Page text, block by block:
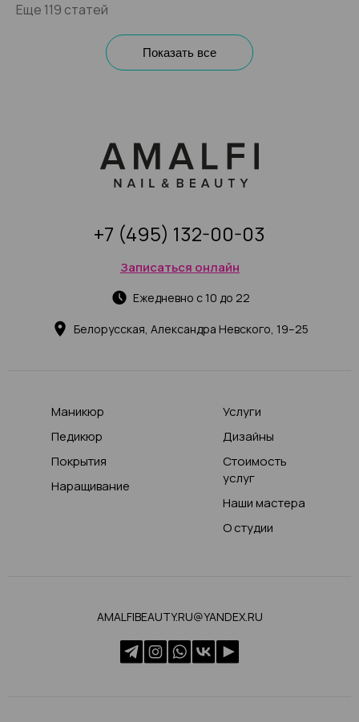
Еще 119 статей
Показать все
Белорусская, Александра Невского, 19–25
Ежедневно с 10 до 22
Записаться онлайн
+7 (495) 132-00-03
Маникюр
Педикюр
Покрытия
Наращивание
Услуги
Дизайны
Стоимость
услуг
Наши мастера
О студии
AMALFIBEAUTY.RU@YANDEX.RU